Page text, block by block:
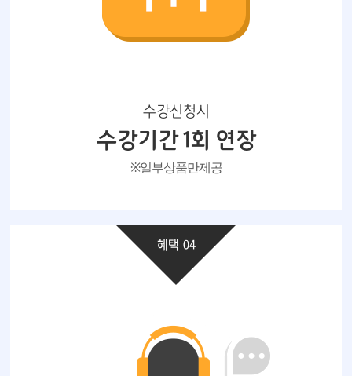
수강신청시
수강기간 1회 연장
※ 일부 상품만 제공
혜택 04